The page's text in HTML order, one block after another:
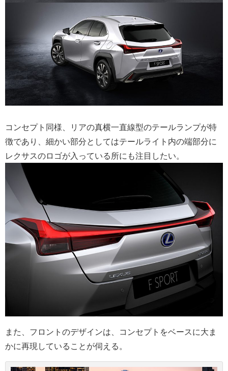
コンセプト同様、リアの真横一直線型のテールランプが特
徴であり、細かい部分としてはテールライト内の端部分に
レクサスのロゴが入っている所にも注目したい。
また、フロントのデザインは、コンセプトをベースに大ま
かに再現していることが伺える。